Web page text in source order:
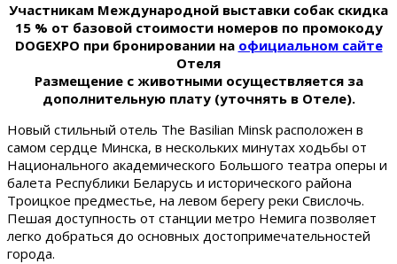
Участникам Международной выставки собак скидка
15 % от базовой стоимости номеров по промокоду
DOGEXPO при бронировании на официальном сайте
Отеля
Размещение с животными осуществляется за
дополнительную плату (уточнять в Отеле).
Новый стильный отель The Basilian Minsk расположен в
самом сердце Минска, в нескольких минутах ходьбы от
Национального академического Большого театра оперы и
балета Республики Беларусь и исторического района
Троицкое предместье, на левом берегу реки Свислочь.
Пешая доступность от станции метро Немига позволяет
легко добраться до основных достопримечательностей
города.